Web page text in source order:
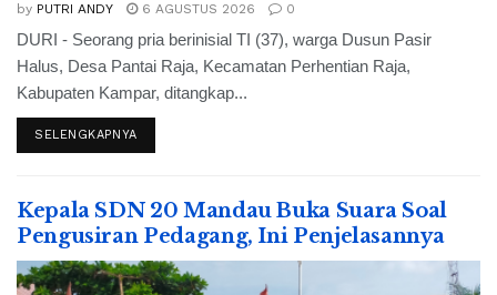
by PUTRI ANDY 6 AGUSTUS 2026 0
DURI - Seorang pria berinisial TI (37), warga Dusun Pasir
Halus, Desa Pantai Raja, Kecamatan Perhentian Raja,
Kabupaten Kampar, ditangkap...
SELENGKAPNYA
Kepala SDN 20 Mandau Buka Suara Soal
Pengusiran Pedagang, Ini Penjelasannya